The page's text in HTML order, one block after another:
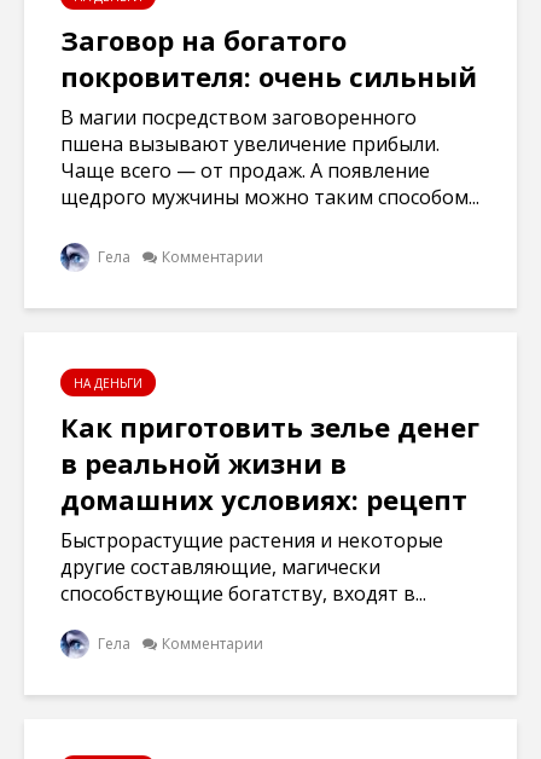
Заговор на богатого
покровителя: очень сильный
В магии посредством заговоренного
пшена вызывают увеличение прибыли.
Чаще всего — от продаж. А появление
щедрого мужчины можно таким способом...
Гела Комментарии
НА ДЕНЬГИ
Как приготовить зелье денег
в реальной жизни в
домашних условиях: рецепт
Быстрорастущие растения и некоторые
другие составляющие, магически
способствующие богатству, входят в...
Гела Комментарии